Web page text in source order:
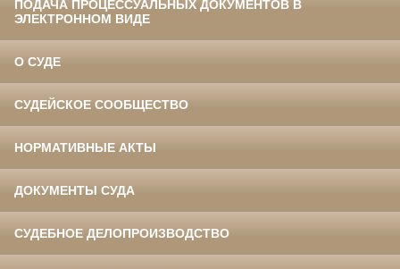
ПОДАЧА ПРОЦЕССУАЛЬНЫХ ДОКУМЕНТОВ В
ЭЛЕКТРОННОМ ВИДЕ
О СУДЕ
СУДЕЙСКОЕ СООБЩЕСТВО
НОРМАТИВНЫЕ АКТЫ
ДОКУМЕНТЫ СУДА
СУДЕБНОЕ ДЕЛОПРОИЗВОДСТВО